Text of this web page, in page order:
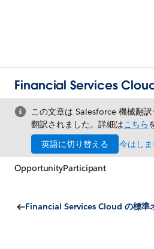
Financial Services
この文章は Salesforce 機械翻
翻訳されました。詳細はこちら
英語に切り替える
今はし
OpportunityParticipant